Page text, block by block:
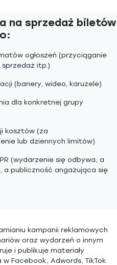
na sprzedaż biletów
ogłoszeń (przyciąganie
itp.)
(banery, wideo, karuzele)
dla konkretnej grupy
kosztów (za
lub dziennych limitów)
(wydarzenie się odbywa, a
a publiczność angażująca się
kampanii reklamowych
oraz wydarzeń o innym
i publikuje materiały
Facebook, Adwords, TikTok